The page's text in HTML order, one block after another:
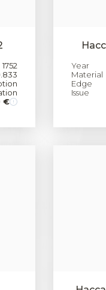
1752
€
Year
Material
Edge
Issue